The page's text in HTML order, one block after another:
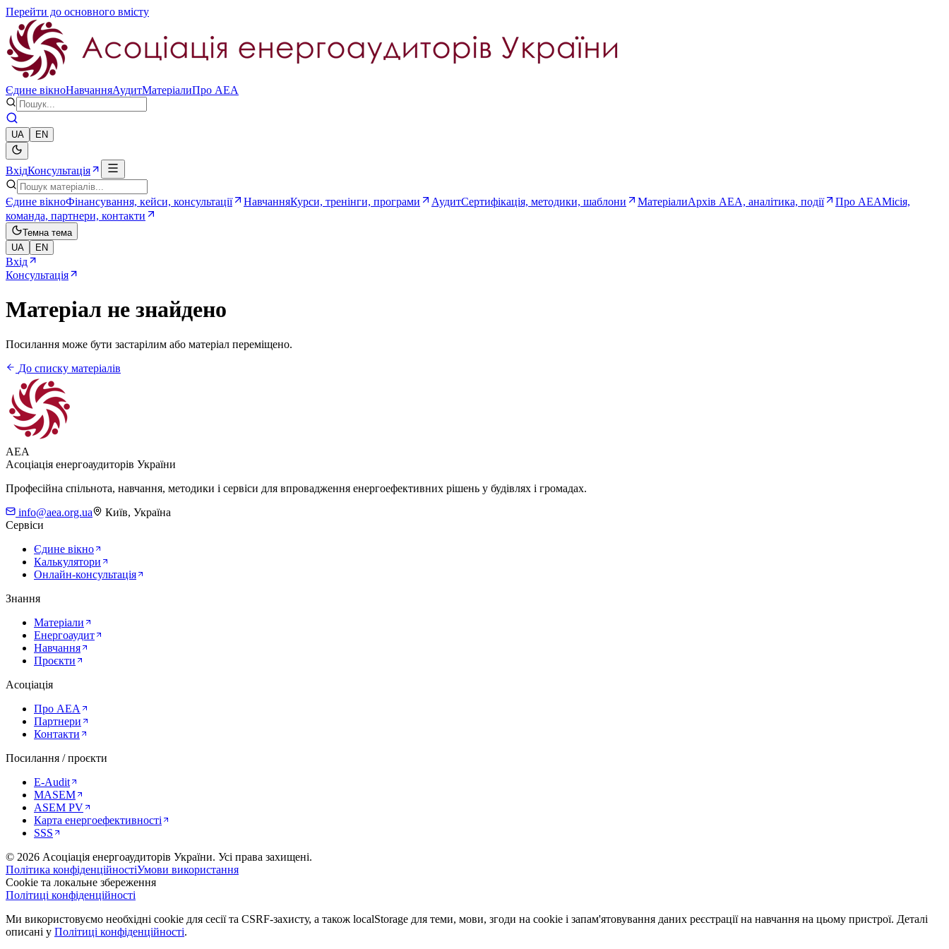
Перейти до основного вмісту
Єдине вікноНавчанняАудитМатеріалиПро AEA
UA EN
ВхідКонсультація
Єдине вікноФінансування, кейси, консультації НавчанняКурси, тренінги, програми АудитСертифікація, методики, шаблони МатеріалиАрхів AEA, аналітика, події Про AEAМісія,
команда, партнери, контакти
Темна тема
UA
EN
Вхід
Консультація
Матеріал не знайдено
Посилання може бути застарілим або матеріал переміщено.
До списку матеріалів
AEA
Асоціація енергоаудиторів України
Професійна спільнота, навчання, методики і сервіси для впровадження енергоефективних рішень у будівлях і громадах.
info@aea.org.ua
Київ, Україна
Сервіси
Єдине вікно
Калькулятори
Онлайн-консультація
Знання
Матеріали
Енергоаудит
Навчання
Проєкти
Асоціація
Про AEA
Партнери
Контакти
Посилання / проєкти
E-Audit
MASEM
ASEM PV
Карта енергоефективності
SSS
© 2026 Асоціація енергоаудиторів України. Усі права захищені.
Політика конфіденційностіУмови використання
Cookie та локальне збереження
Політиці конфіденційності
Ми використовуємо необхідні cookie для сесії та CSRF-захисту, а також localStorage для теми, мови, згоди на cookie і запам'ятовування даних реєстрації на навчання на цьому пристрої. Деталі
описані у Політиці конфіденційності.